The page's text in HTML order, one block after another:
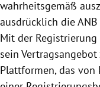
wahrheitsgemäß
ausdrücklich die
Mit der
sein
Plattformen, das